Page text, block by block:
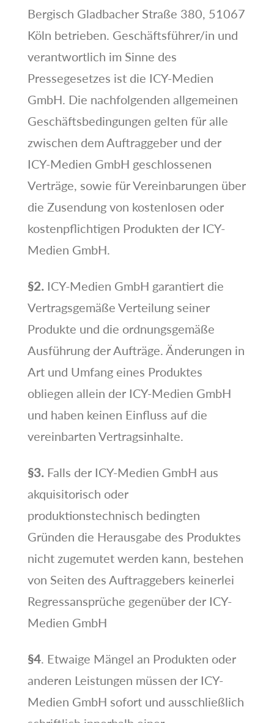
Bergisch Gladbacher Straße 380, 51067
Köln betrieben. Geschäftsführer/in und
verantwortlich im Sinne des
Pressegesetzes ist die ICY-Medien
GmbH. Die nachfolgenden allgemeinen
Geschäftsbedingungen gelten für alle
zwischen dem Auftraggeber und der
ICY-Medien GmbH geschlossenen
Verträge, sowie für Vereinbarungen über
die Zusendung von kostenlosen oder
kostenpflichtigen Produkten der ICY-
Medien GmbH.
§2.ICY-Medien GmbH garantiert die
Vertragsgemäße Verteilung seiner
Produkte und die ordnungsgemäße
Ausführung der Aufträge. Änderungen in
Art und Umfang eines Produktes
obliegen allein der ICY-Medien GmbH
und haben keinen Einfluss auf die
vereinbarten Vertragsinhalte.
§3.Falls der ICY-Medien GmbH aus
akquisitorisch oder
produktionstechnisch bedingten
Gründen die Herausgabe des Produktes
nicht zugemutet werden kann, bestehen
von Seiten des Auftraggebers keinerlei
Regressansprüche gegenüber der ICY-
Medien GmbH
§4. Etwaige Mängel an Produkten oder
anderen Leistungen müssen der ICY-
Medien GmbH sofort und ausschließlich